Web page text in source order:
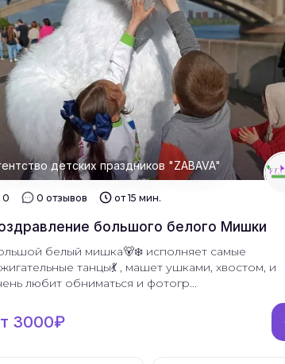
детских праздников "ZABAVA"
0 0 отзывов от 15 мин.
большого белого Мишки
белый мишка🐻‍❄️ исполняет самые
танцы💃 , машет ушками, хвостом, и
любит обниматься и фотогр...
3000₽